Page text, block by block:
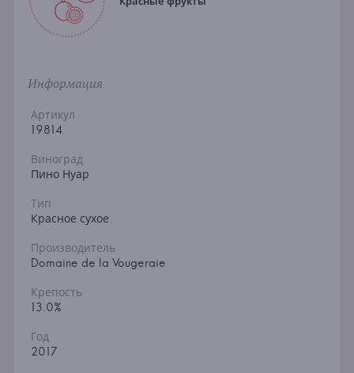
Информация
Артикул
19814
Виноград
Пино Нуар
Тип
Красное сухое
Производитель
Domaine de la Vougeraie
Крепость
13.0%
Год
2017